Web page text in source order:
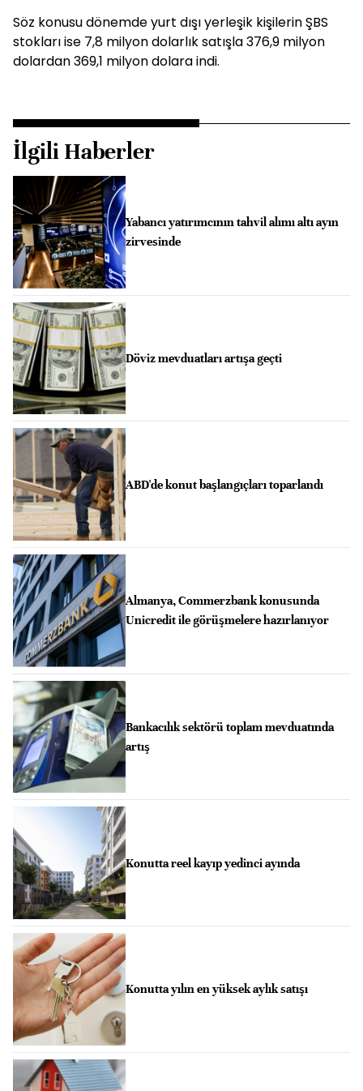
Söz konusu dönemde yurt dışı yerleşik kişilerin ŞBS
stokları ise 7,8 milyon dolarlık satışla 376,9 milyon
dolardan 369,1 milyon dolara indi.
İlgili Haberler
Yabancı yatırımcının tahvil alımı altı ayın
zirvesinde
Döviz mevduatları artışa geçti
ABD'de konut başlangıçları toparlandı
Almanya, Commerzbank konusunda
Unicredit ile görüşmelere hazırlanıyor
Bankacılık sektörü toplam mevduatında
artış
Konutta reel kayıp yedinci ayında
Konutta yılın en yüksek aylık satışı